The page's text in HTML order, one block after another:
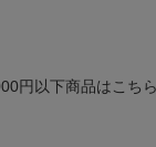
円以下商品はこちら